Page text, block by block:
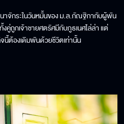
าจักระในวันหมั้นของ ม.ล.กัณฐิกากับผู้พัน
งคู่ถูกเจ้าชายศตรัศมีกับภูธเนศไล่ล่า แต่
นี้ต้องเดิมพันด้วยชีวิตเท่านั้น